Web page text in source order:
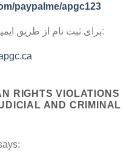
paypalme/apgc123
برای ثبت نام از طریق ایمیل زیر تماس برقرار نمایید:
RIGHTS VIOLATIONS
AND CRIMINAL